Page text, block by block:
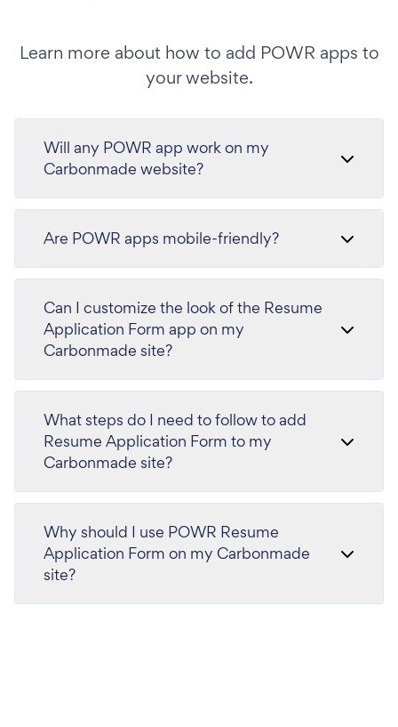
Learn more about how to add POWR apps to
your website.
Will any POWR app work on my
Carbonmade website?
Are POWR apps mobile-friendly?
Can I customize the look of the Resume
Application Form app on my
Carbonmade site?
What steps do I need to follow to add
Resume Application Form to my
Carbonmade site?
Why should I use POWR Resume
Application Form on my Carbonmade
site?